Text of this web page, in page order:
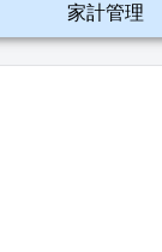
家計管理